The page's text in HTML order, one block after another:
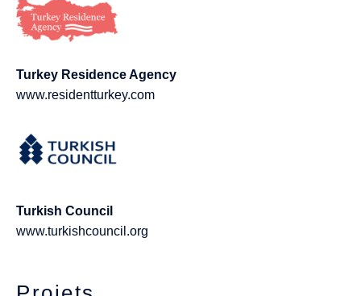
Turkey Residence Agency
www.residentturkey.com
Turkish Council
www.turkishcouncil.org